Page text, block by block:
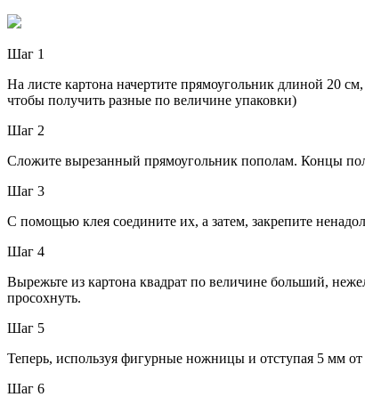
Шаг 1
На листе картона начертите прямоугольник длиной 20
чтобы получить разные по величине упаковки)
Шаг 2
Сложите вырезанный прямоугольник пополам. Концы
Шаг 3
С помощью клея соедините их, а затем, закрепите
Шаг 4
Вырежьте из картона квадрат по величине больший,
просохнуть.
Шаг 5
Теперь, используя фигурные ножницы и отступая 5 мм
Шаг 6